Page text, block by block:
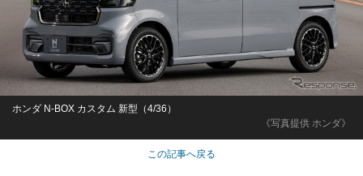
《写真提供 ホンダ》
ホンダ N-BOX カスタム 新型（4/36）
この記事へ戻る